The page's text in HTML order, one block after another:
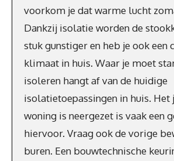
voorkom je dat warme lucht
Dankzij isolatie worden de
stuk gunstiger en heb je ook
klimaat in huis. Waar je moet
isoleren hangt af van de huidige
isolatietoepassingen in huis. Het
woning is neergezet is vaak een
hiervoor. Vraag ook de vorige
buren. Een bouwtechnische